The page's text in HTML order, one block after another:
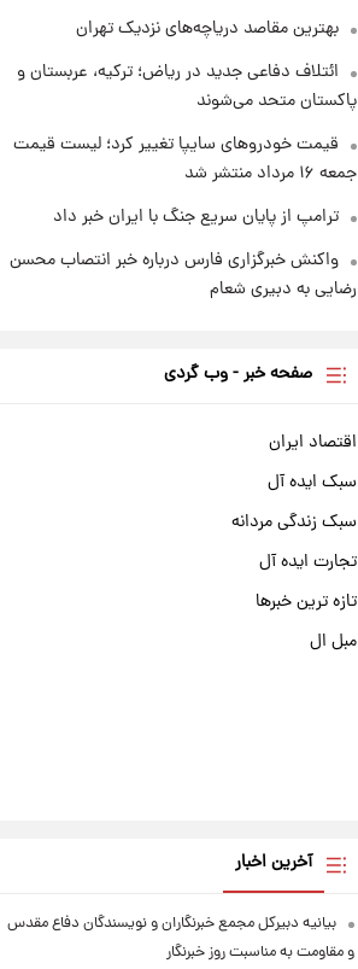
بهترین مقاصد دریاچه‌های نزدیک تهران
ائتلاف دفاعی جدید در ریاض؛ ترکیه، عربستان و
پاکستان متحد می‌شوند
قیمت خودروهای سایپا تغییر کرد؛ لیست قیمت
جمعه ۱۶ مرداد منتشر شد
ترامپ از پایان سریع جنگ با ایران خبر داد
واکنش خبرگزاری فارس درباره خبر انتصاب محسن
رضایی به دبیری شعام
صفحه خبر - وب گردی
اقتصاد ایران
سبک ایده آل
سبک زندگی مردانه
تجارت ایده آل
تازه ترین خبرها
مبل ال
آخرین اخبار
بیانیه دبیرکل مجمع خبرنگاران و نویسندگان دفاع مقدس
و مقاومت به مناسبت روز خبرنگار